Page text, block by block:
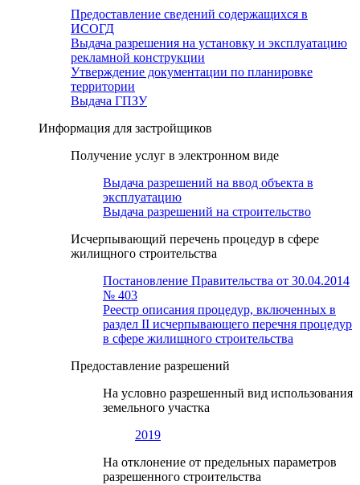
Предоставление сведений содержащихся в
ИСОГД
Выдача разрешения на установку и эксплуатацию
рекламной конструкции
Утверждение документации по планировке
территории
Выдача ГПЗУ
Информация для застройщиков
Получение услуг в электронном виде
Выдача разрешений на ввод объекта в
эксплуатацию
Выдача разрешений на строительство
Исчерпывающий перечень процедур в сфере
жилищного строительства
Постановление Правительства от 30.04.2014
№ 403
Реестр описания процедур, включенных в
раздел II исчерпывающего перечня процедур
в сфере жилищного строительства
Предоставление разрешений
На условно разрешенный вид использования
земельного участка
2019
На отклонение от предельных параметров
разрешенного строительства